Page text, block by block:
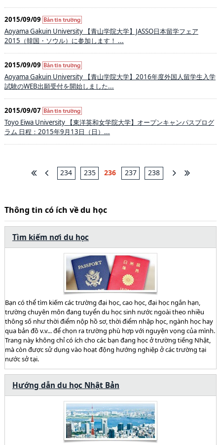
2015/09/09
Aoyama Gakuin University 【青山学院大学】JASSO日本留学フェア
2015（韓国・ソウル）に参加します！ ...
2015/09/09
Aoyama Gakuin University 【青山学院大学】2016年度外国人留学生入学
試験のWEB出願受付を開始しました...
2015/09/07
Toyo Eiwa University 【東洋英和女学院大学】オープンキャンパスプログ
ラム 日程：2015年9月13日（日）...
234 235 236 237 238
Thông tin có ích về du học
Tìm kiếm nơi du học
Bạn có thể tìm kiếm các trường đại học, cao học, đại học ngắn hạn,
trường chuyên môn đang tuyển du học sinh nước ngoài theo nhiều
thông số như thời điểm nộp hồ sơ, thời điểm nhập học, ngành học hay
qua bản đồ v.v... để chọn ra trường phù hợp với nguyện vọng của mình.
Trang này không chỉ có ích cho các bạn đang học ở trường tiếng Nhật,
mà còn được sử dụng vào hoạt động hướng nghiệp ở các trường tại
nước sở tại.
Hướng dẫn du học Nhật Bản